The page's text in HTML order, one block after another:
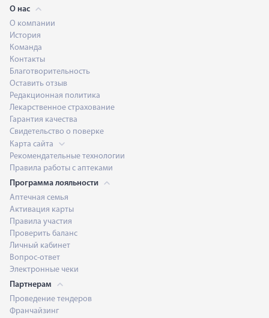
О нас
О компании
История
Команда
Контакты
Благотворительность
Оставить отзыв
Редакционная политика
Лекарственное страхование
Гарантия качества
Свидетельство о поверке
Карта сайта
Рекомендательные технологии
Правила работы с аптеками
Программа лояльности
Аптечная семья
Активация карты
Правила участия
Проверить баланс
Личный кабинет
Вопрос-ответ
Электронные чеки
Партнерам
Проведение тендеров
Франчайзинг